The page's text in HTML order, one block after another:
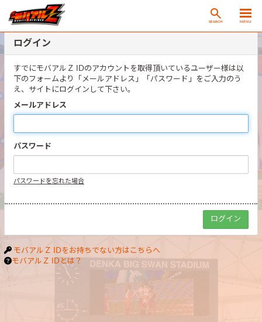
SEARCH MENU
ログイン
すでにモバアルＺ IDのアカウントを取得頂いているユーザー様は以
下のフォームより「メールアドレス」「パスワード」をご入力のう
え、サイトにログインして下さい。
メールアドレス
パスワード
パスワードを忘れた場合
モバアルＺ IDをお持ちでない方はこちらへ
モバアルＺ IDとは？